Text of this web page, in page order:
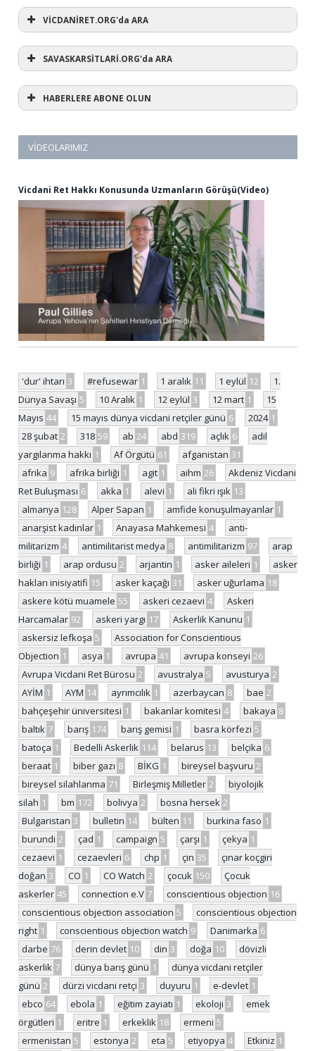
VİCDANİRET.ORG'da ARA
SAVASKARSİTLARİ.ORG'da ARA
HABERLERE ABONE OLUN
VIDEOLARIMIZ
Vicdani Ret Hakkı Konusunda Uzmanların Görüşü(Video)
'dur' ihtarı 3 #refusewar 1 1 aralık 11 1 eylül 12
1.
Dünya Savaşı 5 10 Aralık 1 12 eylül 3 12 mart 1
15
Mayıs 44 15 mayıs dünya vicdani retçiler günü 6 2024 1
28 şubat 2 318 59 ab 24 abd 319 açlık 6
adil
yargılanma hakkı 1 Af Örgütü 61 afganistan 31
afrika 9 afrika birliği 1 agit 1 aihm 26
Akdeniz Vicdani
Ret Buluşması 6 akka 1 alevi 1 ali fikri ışık 13
almanya 128 Alper Sapan 1 amfide konuşulmayanlar 1
anarşist kadınlar 1 Anayasa Mahkemesi 4
anti-
militarizm 4 antimilitarist medya 8 antimilitarizm 97
arap
birliği 1 arap ordusu 2 arjantin 1 asker aileleri 1
asker
hakları inisiyatifi 15 asker kaçağı 31 asker uğurlama 18
askere kötü muamele 55 askeri cezaevi 4
Askeri
Harcamalar 92 askeri yargı 17 Askerlik Kanunu 1
askersiz lefkoşa 5
Association for Conscientious
Objection 1 asya 1 avrupa 41 avrupa konseyi 26
Avrupa Vicdani Ret Bürosu 2 avustralya 5 avusturya 2
AYİM 1 AYM 14 ayrımcılık 1 azerbaycan 8 bae 2
bahçeşehir üniversitesi 1 bakanlar komitesi 4 bakaya 8
baltık 7 barış 174 barış gemisi 1 basra körfezi 5
batoça 1 Bedelli Askerlik 114 belarus 13 belçika 6
beraat 1 biber gazı 8 BİKG 1 bireysel başvuru 2
bireysel silahlanma 71 Birleşmiş Milletler 2
biyolojik
silah 1 bm 172 bolivya 2 bosna hersek 2
Bulgaristan 3 bulletin 14 bülten 11 burkina faso 1
burundi 2 çad 1 campaign 5 çarşı 1 çekya 1
cezaevi 1 cezaevleri 6 chp 1 çin 35
çınar koçgiri
doğan 3 CO 1 CO Watch 2 çocuk 150
Çocuk
askerler 45 connection e.V 7 conscientious objection 16
conscientious objection association 5
conscientious objection
right 1 conscientious objection watch 9 Danimarka 6
darbe 76 derin devlet 10 din 3 doğa 10
dövizli
askerlik 7 dünya barış günü 1
dünya vicdani retçiler
günü 2 dürzi vicdani retçi 3 duyuru 1 e-devlet 1
ebco 64 ebola 1 eğitim zayiatı 1 ekoloji 3
emek
örgütleri 1 eritre 1 erkeklik 18 ermeni 5
ermenistan 5 estonya 2 eta 5 etiyopya 4 Etkiniz 1